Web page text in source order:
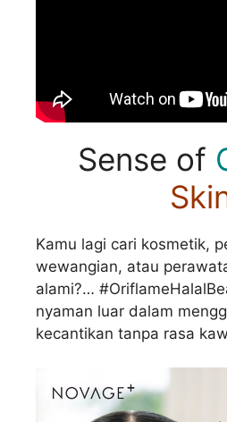
Sense of
Kamu lagi cari kosmetik,
wewangian, atau
alami?…
nyaman luar dalam
kecantikan tanpa rasa